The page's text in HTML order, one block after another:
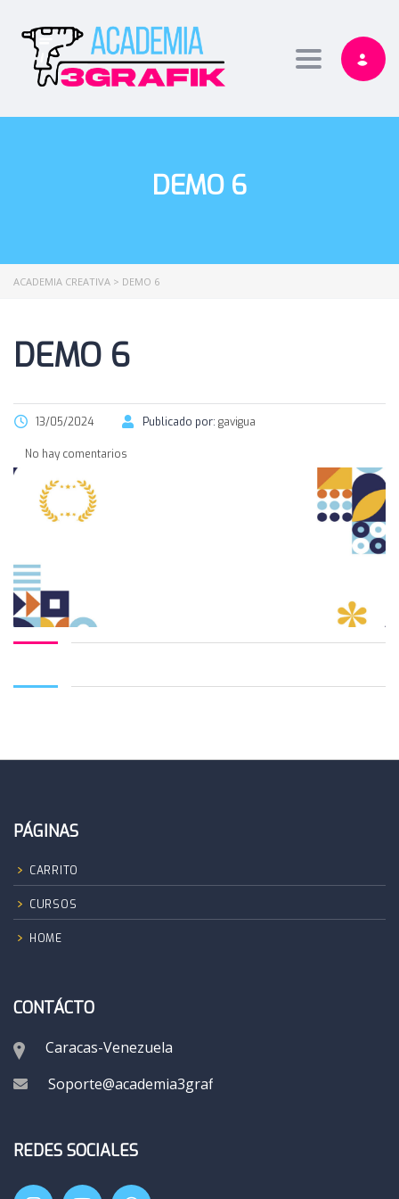
Toggle
DEMO 6
ACADEMIA CREATIVA > DEMO 6
DEMO 6
13/05/2024 Publicado por: gavigua
No hay comentarios
PÁGINAS
CARRITO
CURSOS
HOME
CONTÁCTO
Caracas-Venezuela
Soporte@academia3grafik.com
REDES SOCIALES